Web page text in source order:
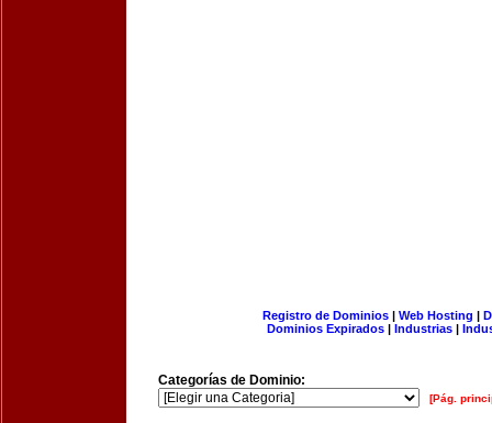
Registro de Dominios| Web Hosting |
Dominios Expirados | Industrias |
Categorías de Dominio:
[Pág.